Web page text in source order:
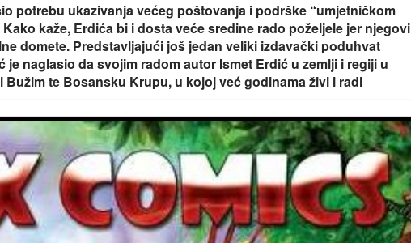
potrebu ukazivanja većeg poštovanja i podrške “umjetničkom
kaže, Erdića bi i dosta veće sredine rado poželjele jer njegovi
domete. Predstavljajući još jedan veliki izdavački poduhvat
je naglasio da svojim radom autor Ismet Erdić u zemlji i regiji u
te Bosansku Krupu, u kojoj već godinama živi i radi